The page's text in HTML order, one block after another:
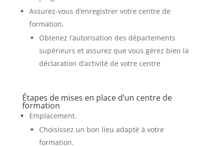
Assurez-vous d’enregistrer votre centre de
formation.
Obtenez l’autorisation des départements
supérieurs et assurez que vous gérez bien la
déclaration d’activité de votre centre
Étapes de mises en place d’un centre de
formation
Emplacement.
Choisissez un bon lieu adapté à votre
formation.